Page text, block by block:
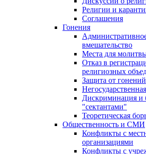
Религии и
Соглашения
Гонения
вмешательство
Места для
Отказ в
религиозных
Защита от гонений
Дискриминация и
"сектантами"
Теоретическая
Общественность и СМИ
Конфликты с
организациями
Конфликты с